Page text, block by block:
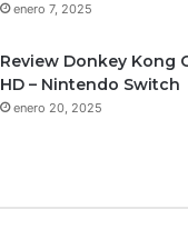
enero 7, 2025
Review Donkey Kong
HD – Nintendo Switch
enero 20, 2025